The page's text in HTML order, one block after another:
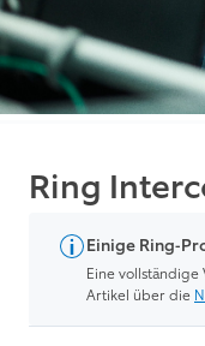
Ring
Einige Ring-
Eine
Artikel über die